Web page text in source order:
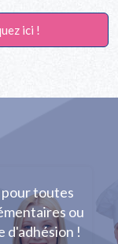
ici !
pour toutes
ou
d'adhésion !